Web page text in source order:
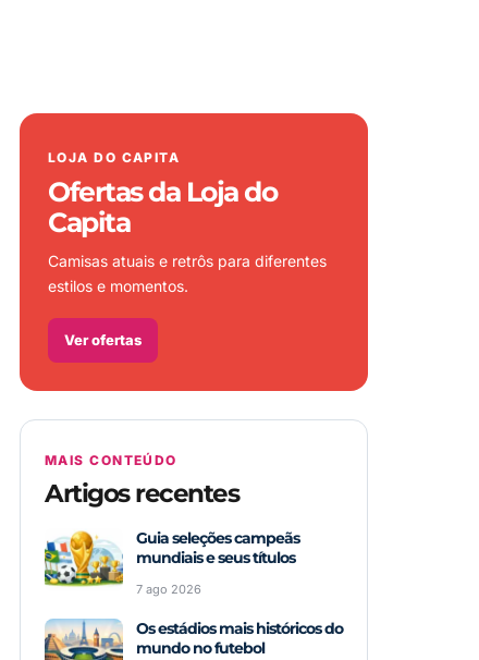
LOJA DO CAPITA
Ofertas da Loja do
Capita
Camisas atuais e retrôs para diferentes
estilos e momentos.
Ver ofertas
MAIS CONTEÚDO
Artigos recentes
Guia seleções campeãs
mundiais e seus títulos
7 ago 2026
Os estádios mais históricos do
mundo no futebol